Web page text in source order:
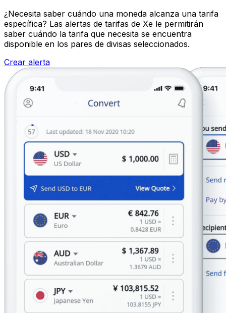
¿Necesita saber cuándo una moneda alcanza una tarifa
específica? Las alertas de tarifas de Xe le permitirán
saber cuándo la tarifa que necesita se encuentra
disponible en los pares de divisas seleccionados.
Crear alerta